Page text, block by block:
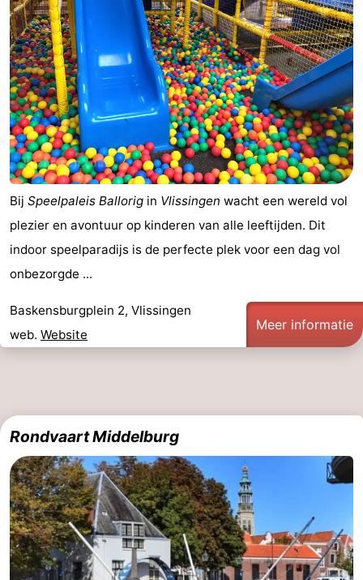
Forum
Route
-
Parkeren
Reisboekenwinkel
Nieuws
adressen
Regio
Duiveland
-
Bruinisse
-
Zierikzee
-
Natuur
Oosterschelde
-
Burgh
-
Bij Speelpaleis Ballorig in Vlissingen wacht een wereld vol
plezier en avontuur op kinderen van alle leeftijden. Dit
indoor speelparadijs is de perfecte plek voor een dag vol
onbezorgde ...
Baskensburgplein 2, Vlissingen
web. Website
Meer informatie
Rondvaart Middelburg